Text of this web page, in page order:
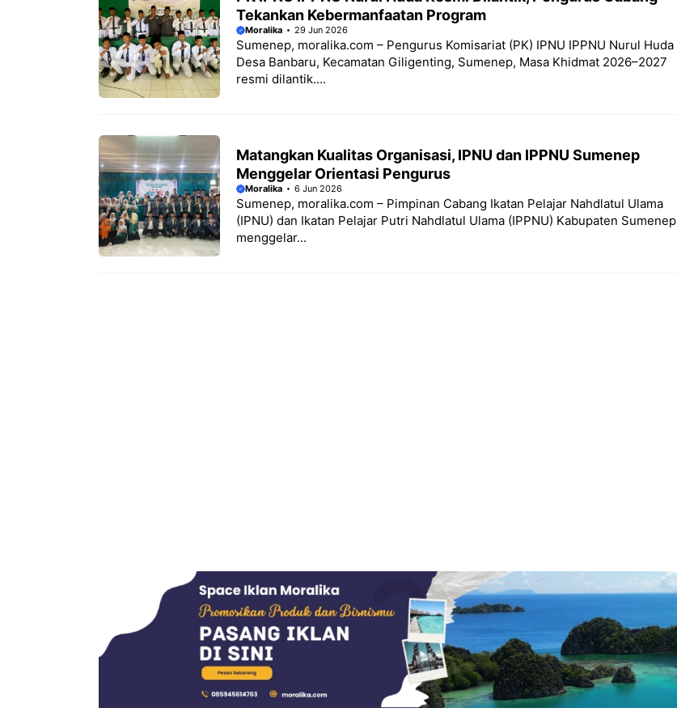
Tekankan Kebermanfaatan Program
Moralika 29 Jun 2026
Sumenep, moralika.com – Pengurus Komisariat (PK) IPNU IPPNU Nurul Huda
Desa Banbaru, Kecamatan Giligenting, Sumenep, Masa Khidmat 2026–2027
resmi dilantik....
Matangkan Kualitas Organisasi, IPNU dan IPPNU Sumenep
Menggelar Orientasi Pengurus
Moralika 6 Jun 2026
Sumenep, moralika.com – Pimpinan Cabang Ikatan Pelajar Nahdlatul Ulama
(IPNU) dan Ikatan Pelajar Putri Nahdlatul Ulama (IPPNU) Kabupaten Sumenep
menggelar...